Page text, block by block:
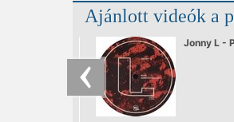
Ajánlott videók a
Jonny L -